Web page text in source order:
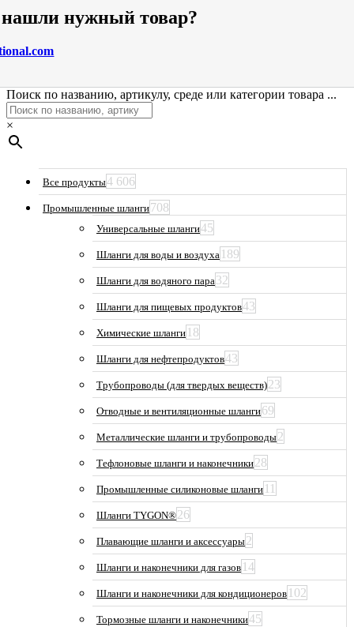
нужный товар?
Поиск по названию, артикулу, среде или категории товара ...
×
Все продукты4 606
Промышленные шланги708
Универсальные шланги45
Шланги для воды и воздуха 189
Шланги для водяного пара32
Шланги для пищевых продуктов43
Химические шланги 18
Шланги для нефтепродуктов43
Трубопроводы (для твердых веществ)23
Отводные и вентиляционные шланги69
Металлические шланги и трубопроводы2
Тефлоновые шланги и наконечники28
Промышленные силиконовые шланги 11
Шланги TYGON®26
Плавающие шланги и аксессуары2
Шланги и наконечники для газов 14
Шланги и наконечники для кондиционеров 102
Тормозные шланги и наконечники45